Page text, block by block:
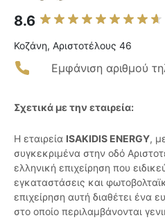
8.6
Κοζάνη, Αριστοτέλους 46
Εμφάνιση αριθμού
Σχετικά με την εταιρεία:
Η εταιρεία ISAKIDIS ENERGY,
συγκεκριμένα στην οδό
ελληνική επιχείρηση που
εγκαταστάσεις και
επιχείρηση αυτή διαθέτει ένα
στο οποίο περιλαμβάνονται